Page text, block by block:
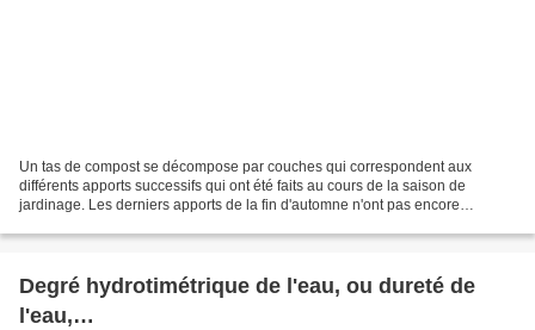
Un tas de compost se décompose par couches qui correspondent aux
différents apports successifs qui ont été faits au cours de la saison de
jardinage. Les derniers apports de la fin d'automne n'ont pas encore
Degré hydrotimétrique de l'eau, ou dureté de
l'eau,…